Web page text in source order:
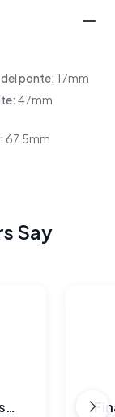
ponte: 17mm
47mm
67.5mm
Say
Non mi ero reso conto di quanto stessi pagando in più prima.